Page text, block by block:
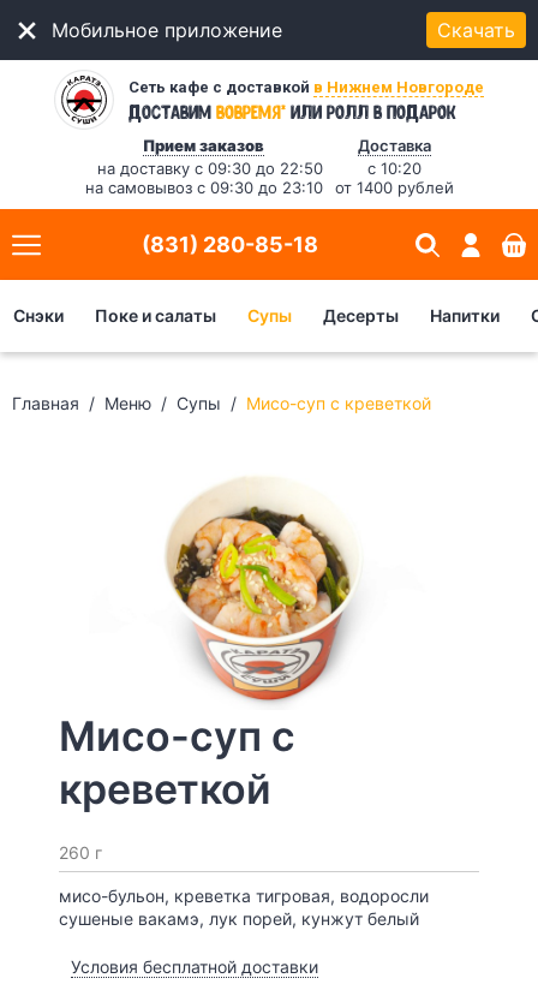
Мобильное приложение Скачать
Сеть кафе с доставкой в Нижнем Новгороде
Доставимвовремя* или ролл в подарок
Прием заказов
на доставку с 09:30 до 22:50
на самовывоз с 09:30 до 23:10
Доставка
с 10:20
от 1400 рублей
(831) 280-85-18
Снэки Поке и салаты Супы Десерты Напитки
Главная Меню Супы Мисо-суп с креветкой
Мисо-суп с
креветкой
260 г
мисо-бульон, креветка тигровая, водоросли
сушеные вакамэ, лук порей, кунжут белый
Условия бесплатной доставки